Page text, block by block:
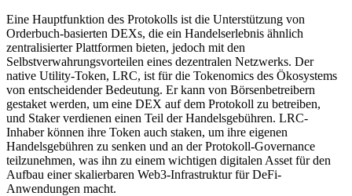
Eine Hauptfunktion des Protokolls ist die Unterstützung von
Orderbuch-basierten DEXs, die ein Handelserlebnis ähnlich
zentralisierter Plattformen bieten, jedoch mit den
Selbstverwahrungsvorteilen eines dezentralen Netzwerks. Der
native Utility-Token, LRC, ist für die Tokenomics des Ökosystems
von entscheidender Bedeutung. Er kann von Börsenbetreibern
gestaket werden, um eine DEX auf dem Protokoll zu betreiben,
und Staker verdienen einen Teil der Handelsgebühren. LRC-
Inhaber können ihre Token auch staken, um ihre eigenen
Handelsgebühren zu senken und an der Protokoll-Governance
teilzunehmen, was ihn zu einem wichtigen digitalen Asset für den
Aufbau einer skalierbaren Web3-Infrastruktur für DeFi-
Anwendungen macht.